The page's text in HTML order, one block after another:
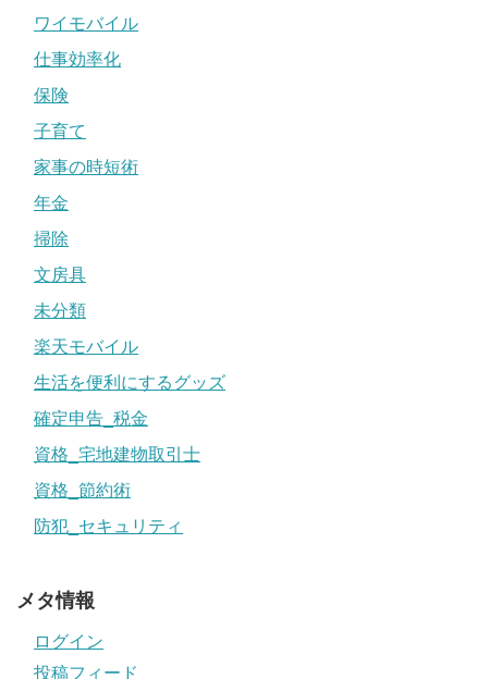
ワイモバイル
仕事効率化
保険
子育て
家事の時短術
年金
掃除
文房具
未分類
楽天モバイル
生活を便利にするグッズ
確定申告_税金
資格_宅地建物取引士
資格_節約術
防犯_セキュリティ
メタ情報
ログイン
投稿フィード